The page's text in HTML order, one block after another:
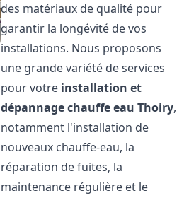
des matériaux de qualité pour
garantir la longévité de vos
installations. Nous proposons
une grande variété de services
pour votre installation et
dépannage chauffe eau Thoiry,
notamment l'installation de
nouveaux chauffe-eau, la
réparation de fuites, la
maintenance régulière et le